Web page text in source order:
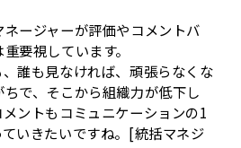
ージャーが評価やコメントバ
要視しています。
誰も見なければ、頑張らなくな
で、そこから組織力が低下し
ントもコミュニケーションの1
いきたいですね。[統括マネジ